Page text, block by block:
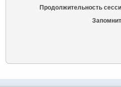
Продолжительность